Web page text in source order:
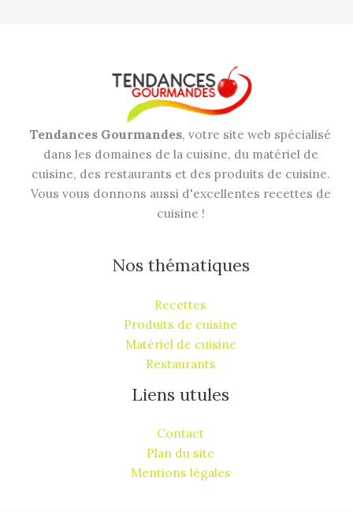
Tendances Gourmandes, votre site web spécialisé
dans les domaines de la cuisine, du matériel de
cuisine, des restaurants et des produits de cuisine.
Vous vous donnons aussi d'excellentes recettes de
cuisine !
Nos thématiques
Recettes
Produits de cuisine
Matériel de cuisine
Restaurants
Liens utules
Contact
Plan du site
Mentions légales